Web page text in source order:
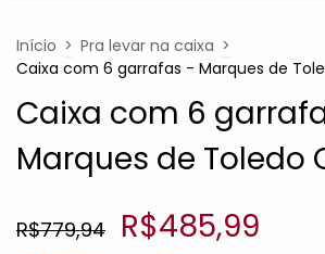
Início > Pra levar na caixa >
Caixa com 6 garrafas - Marques de
Caixa com 6
Marques de Toledo
R$779,94 R$485,99